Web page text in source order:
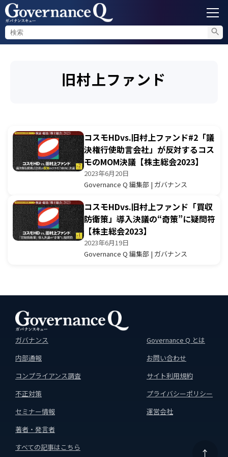
内部通報
不正対策
セミナー情報
旧村上ファンド
コスモHDvs.旧村上ファンド#2「議
決権行使助言会社」が反対するコス
モのMOM決議【株主総会2023】
2023年6月20日
Governance Q 編集部 | ガバナンス
コスモHDvs.旧村上ファンド「買収
防衛策」導入決議の“奇策”に疑問符
【株主総会2023】
2023年6月19日
Governance Q 編集部 | ガバナンス
↑
ガバナンス
内部通報
コンプライアンス調査
不正対策
セミナー情報
著者・発言者
すべての記事はこちら
Governance Q とは
お問い合わせ
サイト利用規約
プライバシーポリシー
運営会社